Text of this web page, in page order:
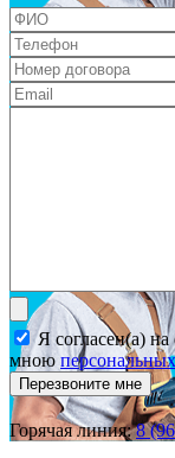
Я согласен(а)
мною
Перезвоните мне
Горячая линия:8